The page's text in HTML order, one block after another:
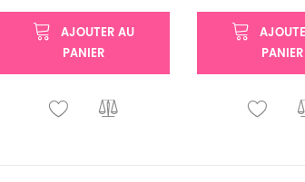
AJOUTER AU
PANIER
PANIER